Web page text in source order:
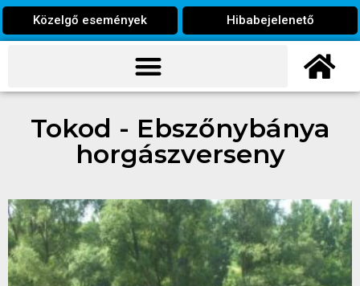
Közelgő események Hibabejelenető
Tokod - Ebszőnybánya
horgászverseny